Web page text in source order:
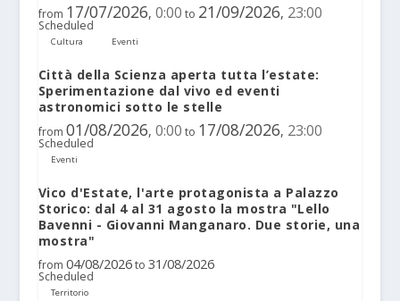
from 17/07/2026, 0:00 to 21/09/2026, 23:00
Scheduled
Cultura Eventi
Città della Scienza aperta tutta l’estate:
Sperimentazione dal vivo ed eventi
astronomici sotto le stelle
from 01/08/2026, 0:00 to 17/08/2026, 23:00
Scheduled
Eventi
Vico d'Estate, l'arte protagonista a Palazzo
Storico: dal 4 al 31 agosto la mostra "Lello
Bavenni - Giovanni Manganaro. Due storie, una
mostra"
from 04/08/2026 to 31/08/2026
Scheduled
Territorio